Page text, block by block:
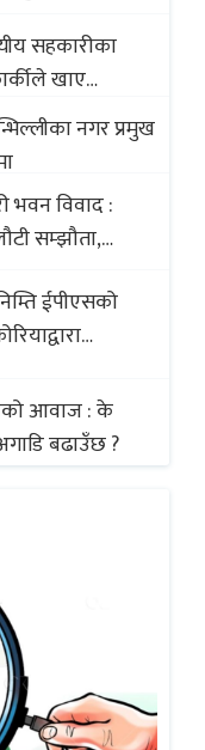
सहकारीका
खाए
नगर प्रमुख
भवन विवाद :
सम्झौता,
ईपीएसको
आवाज : के
बढाउँछ ?